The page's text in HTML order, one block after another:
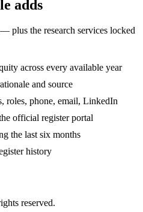
adds
plus the research services locked
across every available year
and source
roles, phone, email, LinkedIn
official register portal
the last six months
history
reserved.